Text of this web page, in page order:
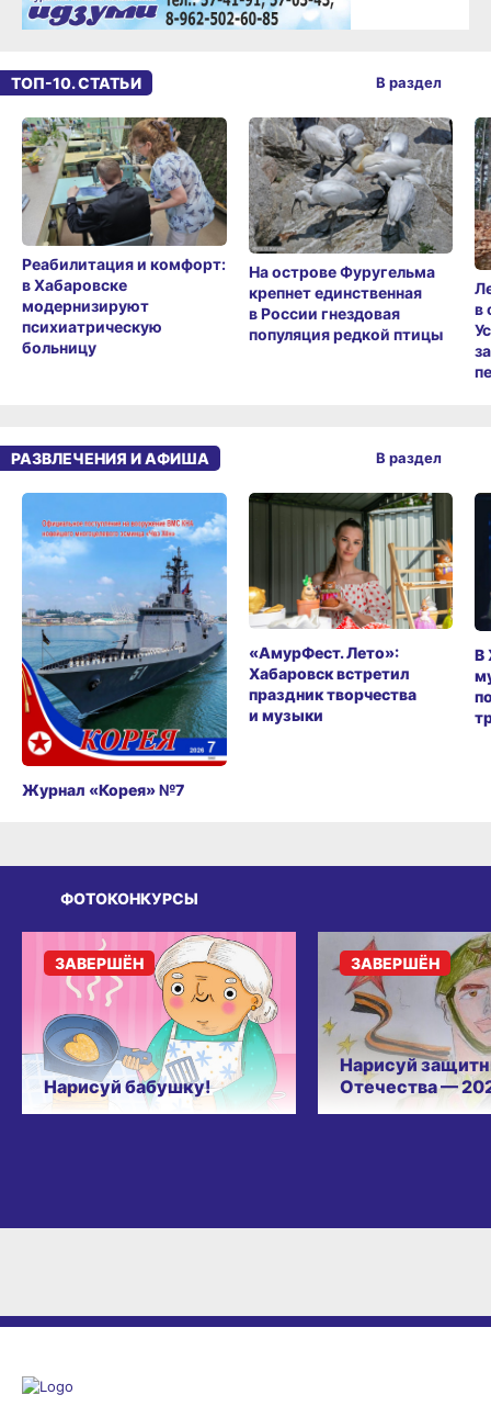
ТОП-10. СТАТЬИ
Реабилитация и комфорт:
в Хабаровске
модернизируют
психиатрическую
больницу
На острове Фуругельма
крепнет единственная
в России гнездовая
популяция редкой птицы
в
В раздел
РАЗВЛЕЧЕНИЯ И АФИША
Журнал «Корея» №7
«АмурФест. Лето»:
Хабаровск встретил
праздник творчества
и музыки
В
В раздел
ФОТОКОНКУРСЫ
Нарисуй бабушку!
ЗАВЕРШЁН
Нарисуй
Отечества —
ЗАВЕРШЁН